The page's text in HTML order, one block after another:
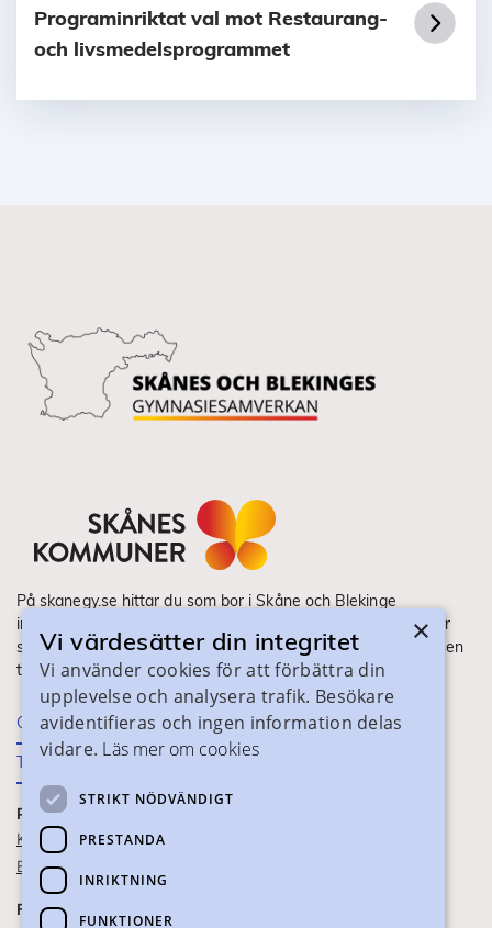
Programinriktat val mot Restaurang-
och livsmedelsprogrammet
På skanegy.se hittar du som bor i Skåne och Blekinge
information om ditt gymnasieval. Här ser du vilka utbildningar
som finns och hur ansökan och antagning går till. Webbplatsen
tillhandahålls av Skånes Kommuner.
Om webbplatsen
Tillgänglighet
PRAKTISK INFORMATION
Kontaktuppgifter
Blanketter
FÖR SKOLPERSONAL
×
Vi värdesätter din integritet
Vi använder cookies för att förbättra din
upplevelse och analysera trafik. Besökare
avidentifieras och ingen information delas
vidare. Läs mer om cookies
STRIKT NÖDVÄNDIGT
PRESTANDA
INRIKTNING
FUNKTIONER